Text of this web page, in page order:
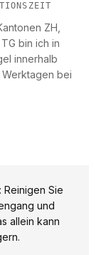
ZH,
bin ich in
innerhalb
Werktagen bei
Reinigen Sie
und
allein kann